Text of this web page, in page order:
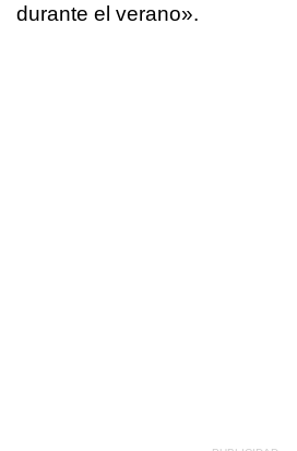
durante el verano».